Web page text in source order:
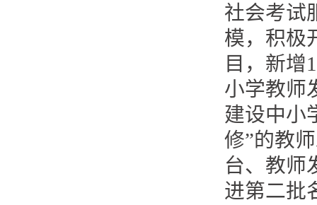
社会考试
模，积极
目，新增
小学教师
建设中小
修”的教
台、教师
进第二批